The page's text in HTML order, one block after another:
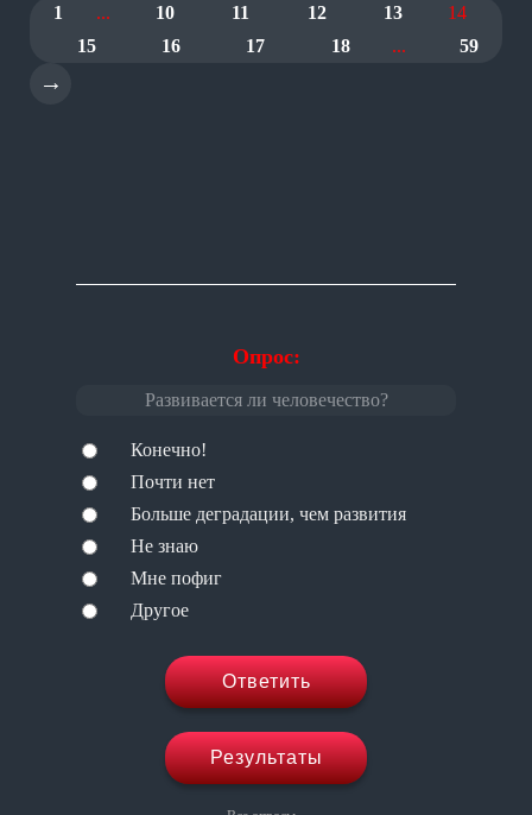
Опрос:
Развивается ли человечество?
Конечно!
Почти нет
Больше деградации, чем развития
Не знаю
Мне пофиг
Другое
Ответить
Результаты
1 ... 10 11 12 13
14
15
16 17 18 ... 59
→